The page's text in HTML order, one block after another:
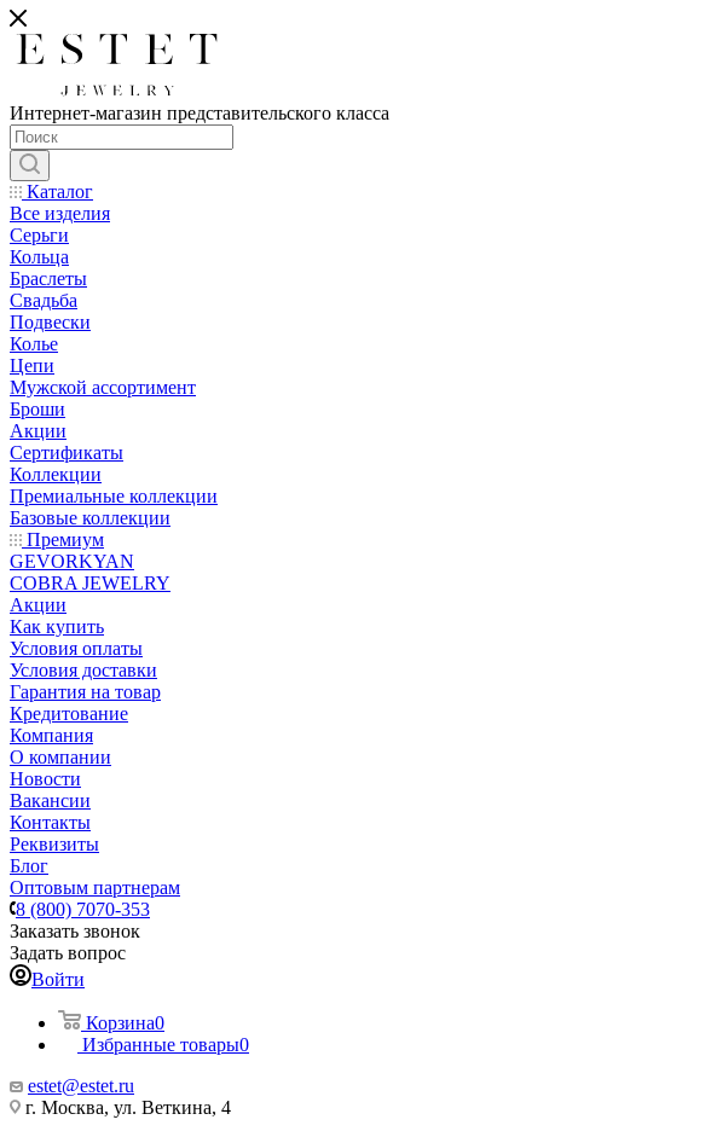
Интернет-магазин представительского класса
Каталог
Все изделия
Серьги
Кольца
Браслеты
Свадьба
Подвески
Колье
Цепи
Мужской ассортимент
Броши
Акции
Сертификаты
Коллекции
Премиальные коллекции
Базовые коллекции
Премиум
GEVORKYAN
COBRA JEWELRY
Акции
Как купить
Условия оплаты
Условия доставки
Гарантия на товар
Кредитование
Компания
О компании
Новости
Вакансии
Контакты
Реквизиты
Блог
Оптовым партнерам
8 (800) 7070-353
Заказать звонок
Задать вопрос
Войти
Корзина0
Избранные товары0
estet@estet.ru
г. Москва, ул. Веткина, 4